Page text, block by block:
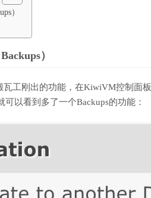
）
）
瓦工刚出的功能，在KiwiVM控制面
以看到多了一个Backups的功能：